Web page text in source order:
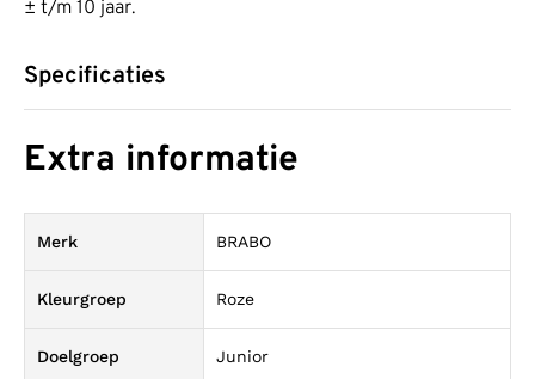
± t/m 10 jaar.
Specificaties
Extra informatie
Merk BRABO
Kleurgroep Roze
Doelgroep Junior